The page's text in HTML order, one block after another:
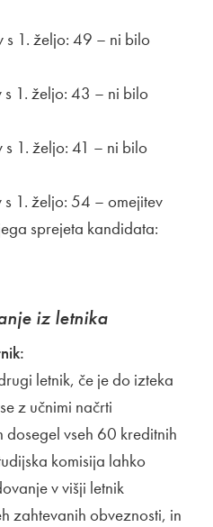
1. željo: 49 – ni bilo
1. željo: 43 – ni bilo
1. željo: 41 – ni bilo
1. željo: 54 – omejitev
sprejeta kandidata:
iz letnika
letnik, če je do izteka
z učnimi načrti
vseh 60 kreditnih
komisija lahko
v višji letnik
zahtevanih obveznosti, in